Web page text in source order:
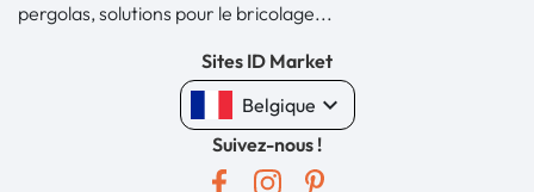
pergolas, solutions pour le bricolage...
Sites ID Market
Belgique keyboard_arrow_down
Suivez-nous !